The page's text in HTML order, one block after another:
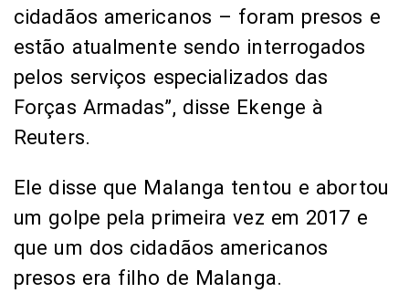
cidadãos americanos – foram presos e
estão atualmente sendo interrogados
pelos serviços especializados das
Forças Armadas”, disse Ekenge à
Reuters.
Ele disse que Malanga tentou e abortou
um golpe pela primeira vez em 2017 e
que um dos cidadãos americanos
presos era filho de Malanga.